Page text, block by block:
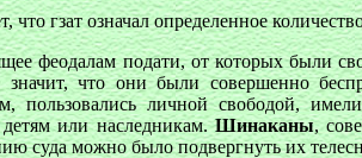
что гзат означал определенное
феодалам подати, от которых были
что они были совершенно
пользовались личной свободой,
детям или наследникам.Шинаканы,
суда можно было подвергнуть их